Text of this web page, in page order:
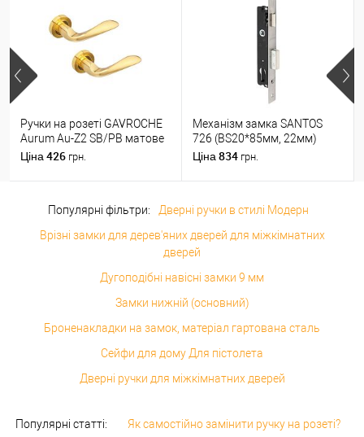
Ручки на розеті GAVROCHE
Aurum Au-Z2 SB/PB матове
золото/золото
Ціна 426 грн.
Механізм замка SANTOS
726 (BS20*85мм, 22мм)
матовий хром
Ціна 834 грн.
Популярні фільтри:
Дверні ручки в стилі Модерн
Врізні замки для дерев'яних дверей для міжкімнатних
дверей
Дугоподібні навісні замки 9 мм
Замки нижній (основний)
Броненакладки на замок, матеріал гартована сталь
Сейфи для дому Для пістолета
Дверні ручки для міжкімнатних дверей
Популярні статті:
Як самостійно замінити ручку на розеті?